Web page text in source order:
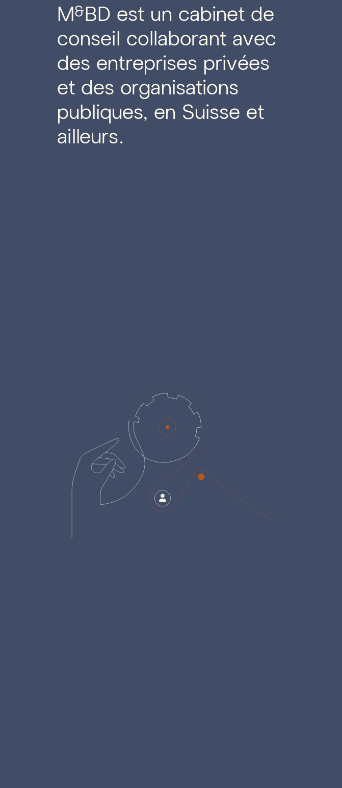
M&BD est un cabinet de
conseil collaborant avec
des entreprises privées
et des organisations
publiques, en Suisse et
ailleurs.